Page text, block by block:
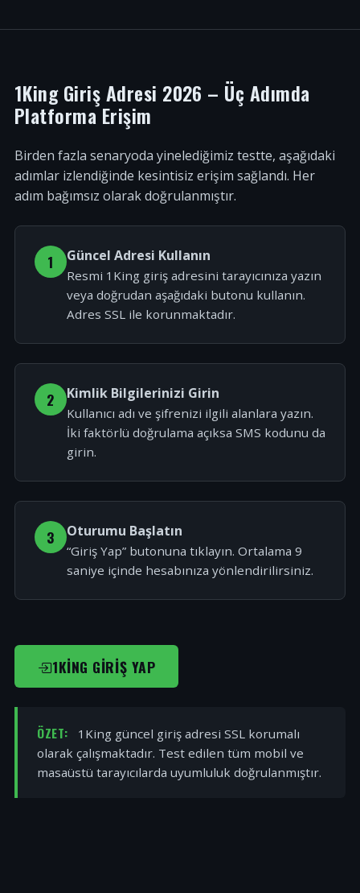
1King Giriş Adresi 2026 – Üç Adımda
Platforma Erişim
Birden fazla senaryoda yinelediğimiz testte, aşağıdaki
adımlar izlendiğinde kesintisiz erişim sağlandı. Her
adım bağımsız olarak doğrulanmıştır.
1 Güncel Adresi Kullanın
Resmi 1King giriş adresini tarayıcınıza yazın
veya doğrudan aşağıdaki butonu kullanın.
Adres SSL ile korunmaktadır.
2 Kimlik Bilgilerinizi Girin
Kullanıcı adı ve şifrenizi ilgili alanlara yazın.
İki faktörlü doğrulama açıksa SMS kodunu da
girin.
3 Oturumu Başlatın
“Giriş Yap” butonuna tıklayın. Ortalama 9
saniye içinde hesabınıza yönlendirilirsiniz.
1KING GIRIŞ YAP
ÖZET:
1King güncel giriş adresi SSL korumalı
olarak çalışmaktadır. Test edilen tüm mobil ve
masaüstü tarayıcılarda uyumluluk doğrulanmıştır.